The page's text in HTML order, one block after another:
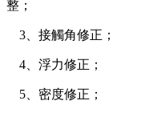
整；
3、接觸角修正；
4、浮力修正；
5、密度修正；